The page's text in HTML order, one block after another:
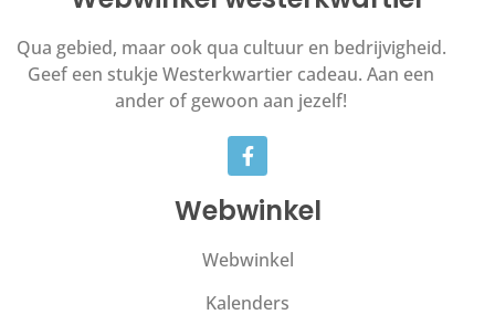
Qua gebied, maar ook qua cultuur en bedrijvigheid.
Geef een stukje Westerkwartier cadeau. Aan een
ander of gewoon aan jezelf!
Webwinkel
Webwinkel
Kalenders